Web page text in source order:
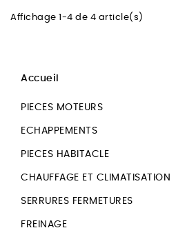
Affichage 1-4 de 4 article(s)
Accueil
PIECES MOTEURS
ECHAPPEMENTS
PIECES HABITACLE
CHAUFFAGE ET CLIMATISATION
SERRURES FERMETURES
FREINAGE